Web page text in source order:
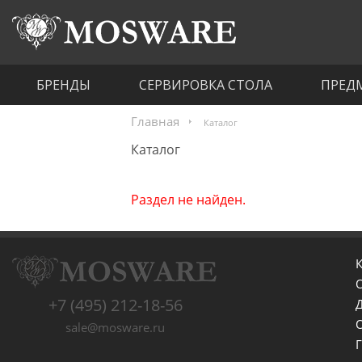
БРЕНДЫ СЕРВИРОВКА СТОЛА
Главная Каталог
Каталог
Раздел не найден.
+7 (495) 212-18-56
sale@mosware.ru